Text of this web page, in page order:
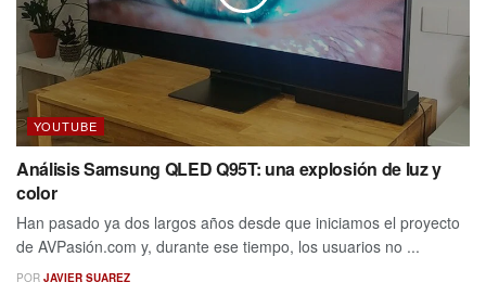
YOUTUBE
Análisis Samsung QLED Q95T: una explosión de luz y
color
Han pasado ya dos largos años desde que iniciamos el proyecto
de AVPasión.com y, durante ese tiempo, los usuarios no ...
POR JAVIER SUAREZ